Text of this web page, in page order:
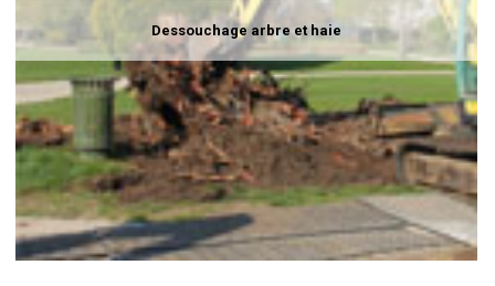
Dessouchage arbre et haie